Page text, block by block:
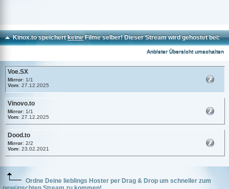
Kinox.to speichertkeineFilme selber! Dieser Stream wird gehostet bei:
Anbieter Übersicht umschalten
Voe.SX
Mirror: 1/1
Vom: 27.12.2025
Vinovo.to
Mirror: 1/1
Vom: 27.12.2025
Dood.to
Mirror: 2/2
Vom: 23.02.2021
Ordne Deine lieblings Hoster per Drag & Drop um schneller zum